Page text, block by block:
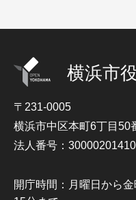
横浜市
〒231-0005
横浜市中区本町6丁目50
法人番号：
開庁時間：月曜日から